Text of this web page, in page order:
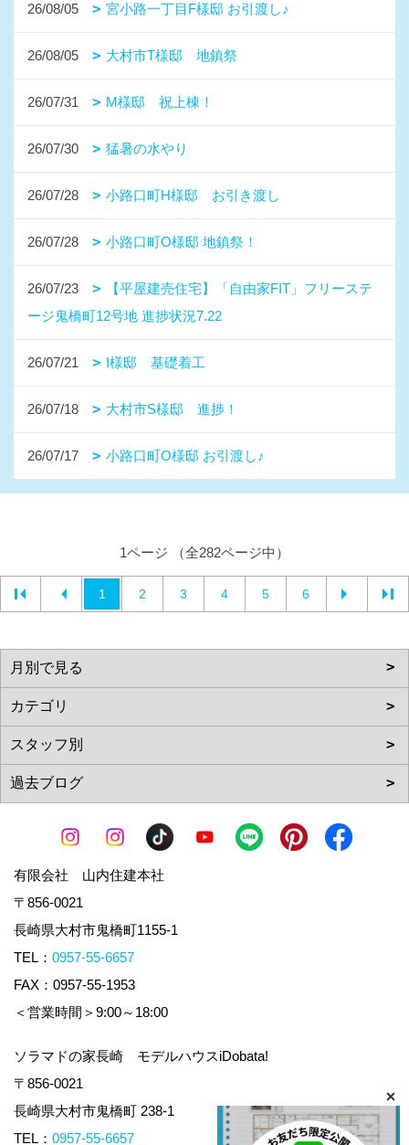
26/08/05 宮小路一丁目F様邸 お引渡し♪
26/08/05 大村市T様邸 地鎮祭
26/07/31 M様邸 祝上棟！
26/07/30 猛暑の水やり
26/07/28 小路口町H様邸 お引き渡し
26/07/28 小路口町O様邸 地鎮祭！
26/07/23
【平屋建売住宅】「自由家FIT」フリーステ
ージ鬼橋町12号地 進捗状況7.22
26/07/21 I様邸 基礎着工
26/07/18 大村市S様邸 進捗！
26/07/17 小路口町O様邸 お引渡し♪
1ページ （全282ページ中）
1 2 3 4 5 6
有限会社 山内住建本社
〒856-0021
長崎県大村市鬼橋町1155-1
TEL： 0957-55-6657
FAX：0957-55-1953
＜営業時間＞9:00～18:00
ソラマドの家長崎 モデルハウスiDobata!
〒856-0021
長崎県大村市鬼橋町 238-1
TEL： 0957-55-6657